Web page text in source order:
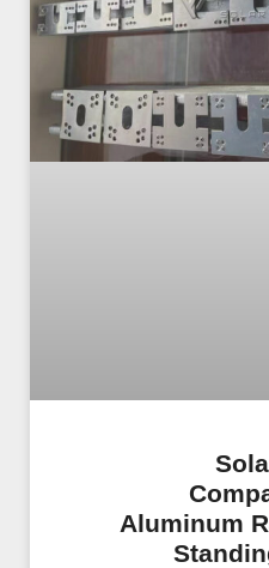
Aluminum